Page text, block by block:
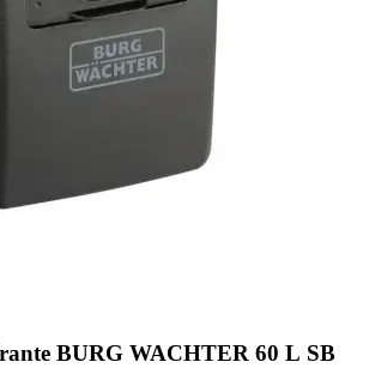
BURG WACHTER 60 L SB